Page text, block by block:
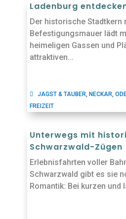
Ladenburg
Der historische Stadtkern
Befestigungsmauer lädt
heimeligen Gassen und
attraktiven...
JAGST & TAUBER, NECKAR,
FREIZEIT
Unterwegs mit
Schwarzwald-Zügen
Erlebnisfahrten voller
Schwarzwald gibt es sie
Romantik: Bei kurzen und